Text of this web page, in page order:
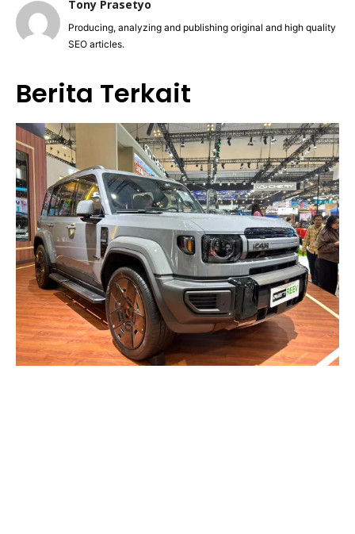
Tony Prasetyo
Producing, analyzing and publishing original and high quality
SEO articles.
Berita Terkait